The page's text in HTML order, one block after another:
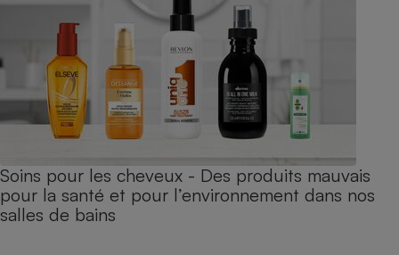
Soins pour les cheveux - Des produits mauvais
pour la santé et pour l’environnement dans nos
salles de bains